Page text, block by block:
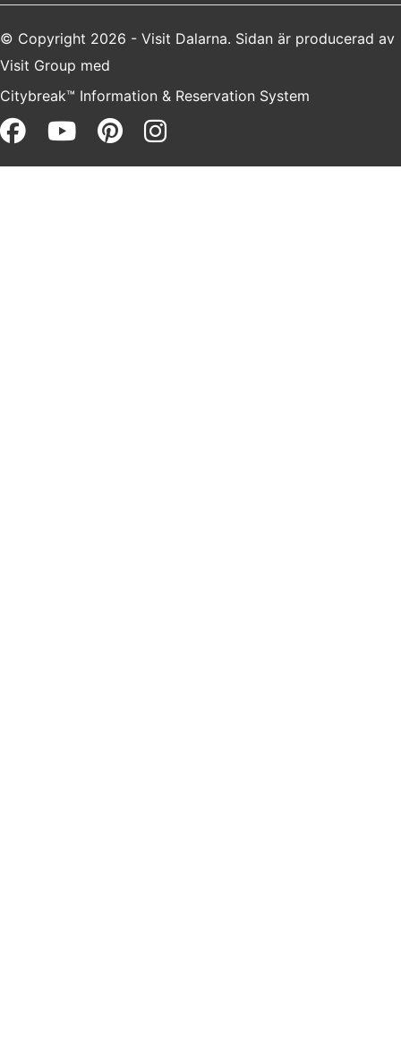
© Copyright 2026 - Visit Dalarna. Sidan är producerad av
Visit Group med
Citybreak™ Information & Reservation System
Facebook (opens in a new
Youtube (opens in a new
Pinterest (opens in a
Instagram (opens